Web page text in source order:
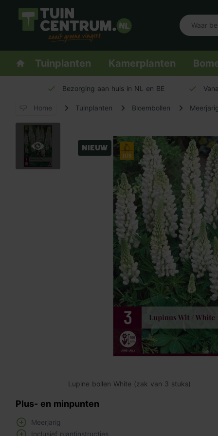
Logo Tuincentrum.nl
Homepage
Tuinplanten Kamerplanten
Bezorging aan huis in NL en BE
Home Tuinplanten Bloembollen
Nieuw
Lupine bollen White (zak van 3 stuks)
Plus- en minpunten
Meerjarig
Inclusief plantinstructies